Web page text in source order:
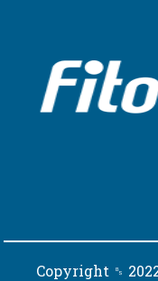
Copyright ␈